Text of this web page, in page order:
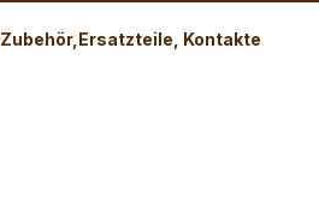
Zubehör,Ersatzteile, Kontakte